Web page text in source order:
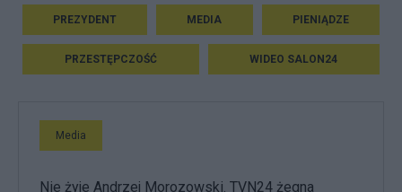
PREZYDENT MEDIA PIENIĄDZE
PRZESTĘPCZOŚĆ WIDEO SALON24
Media
Nie żyje Andrzej Morozowski. TVN24 żegna